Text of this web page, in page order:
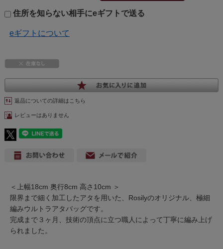
住所を知らない相手にeギフトで送る
eギフトについて
返品についての詳細はこちら
レビューはありません
＜上幅18cm 奥行8cm 高さ10cm ＞
限界まで細く加工したアタを用いた、Rosilyのオリジナル、極細
編みウルトラアタバッグです。
完成まで３ヶ月、技術の頂点に立つ職人によって丁寧に編み上げ
られました。